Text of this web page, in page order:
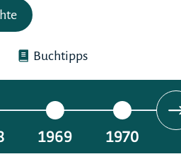
Buchtipps
1969 1970